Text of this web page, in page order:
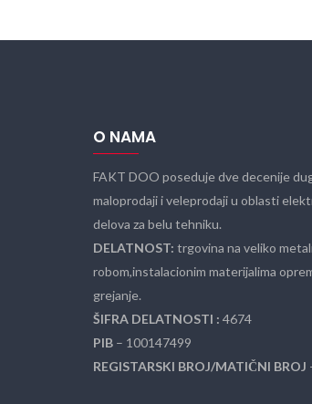
O NAMA
FAKT DOO poseduje dve decenije
maloprodaji i veleprodaji u oblasti
delova za belu tehniku.
DELATNOST: trgovina na veliko
robom,instalacionim materijalima
grejanje.
ŠIFRA DELATNOSTI : 4674
PIB – 100147499
REGISTARSKI BROJ/MATIČNI BROJ